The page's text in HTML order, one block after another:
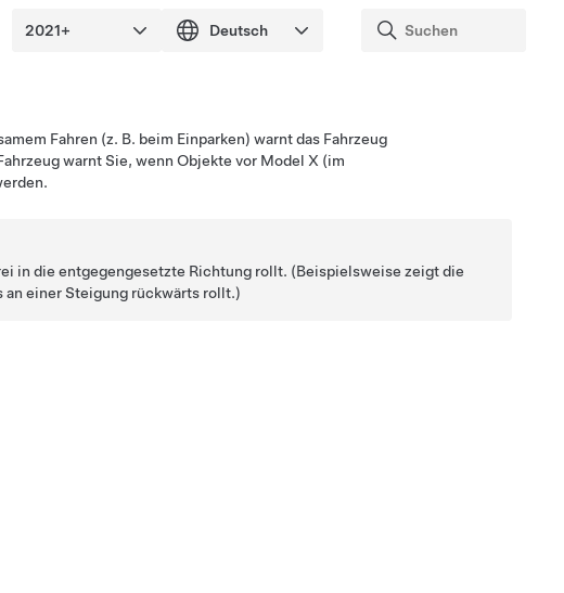
Fahren (z. B. beim Einparken) warnt das Fahrzeug
warnt Sie, wenn Objekte vor Model X (im
in die entgegengesetzte Richtung rollt. (Beispielsweise zeigt die
an einer Steigung rückwärts rollt.)